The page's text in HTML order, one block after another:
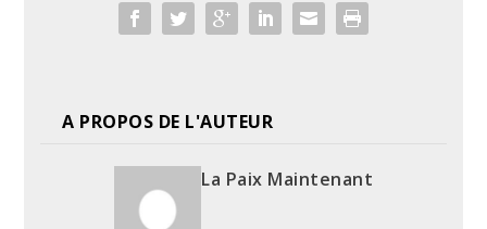
A PROPOS DE L'AUTEUR
La Paix Maintenant